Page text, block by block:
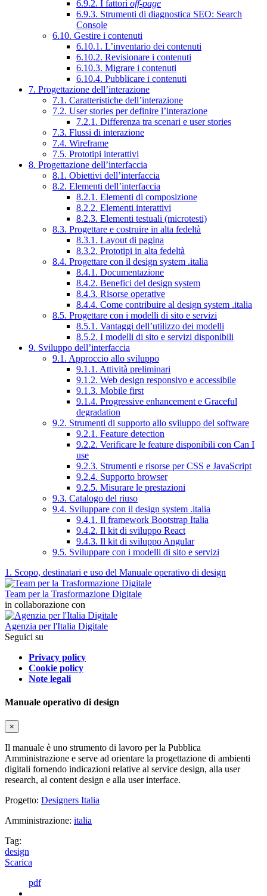
6.9.2. I fattori off-page
6.9.3. Strumenti di diagnostica SEO: Search
Console
6.10. Gestire i contenuti
6.10.1. L’inventario dei contenuti
6.10.2. Revisionare i contenuti
6.10.3. Migrare i contenuti
6.10.4. Pubblicare i contenuti
7. Progettazione dell’interazione
7.1. Caratteristiche dell’interazione
7.2. User stories per definire l’interazione
7.2.1. Differenza tra scenari e user stories
7.3. Flussi di interazione
7.4. Wireframe
7.5. Prototipi interattivi
8. Progettazione dell’interfaccia
8.1. Obiettivi dell’interfaccia
8.2. Elementi dell’interfaccia
8.2.1. Elementi di composizione
8.2.2. Elementi interattivi
8.2.3. Elementi testuali (microtesti)
8.3. Progettare e costruire in alta fedeltà
8.3.1. Layout di pagina
8.3.2. Prototipi in alta fedeltà
8.4. Progettare con il design system .italia
8.4.1. Documentazione
8.4.2. Benefici del design system
8.4.3. Risorse operative
8.4.4. Come contribuire al design system .italia
8.5. Progettare con i modelli di sito e servizi
8.5.1. Vantaggi dell’utilizzo dei modelli
8.5.2. I modelli di sito e servizi disponibili
9. Sviluppo dell’interfaccia
9.1. Approccio allo sviluppo
9.1.1. Attività preliminari
9.1.2. Web design responsivo e accessibile
9.1.3. Mobile first
9.1.4. Progressive enhancement e Graceful
degradation
9.2. Strumenti di supporto allo sviluppo del software
9.2.1. Feature detection
9.2.2. Verificare le feature disponibili con Can I
use
9.2.3. Strumenti e risorse per CSS e JavaScript
9.2.4. Supporto browser
9.2.5. Misurare le prestazioni
9.3. Catalogo del riuso
9.4. Sviluppare con il design system .italia
9.4.1. Il framework Bootstrap Italia
9.4.2. Il kit di sviluppo React
9.4.3. Il kit di sviluppo Angular
9.5. Sviluppare con i modelli di sito e servizi
1. Scopo, destinatari e uso del Manuale operativo di design
Team per la Trasformazione Digitale
in collaborazione con
Agenzia per l'Italia Digitale
Seguici su
Privacy policy
Cookie policy
Note legali
Manuale operativo di design
×
Il manuale è uno strumento di lavoro per la Pubblica
Amministrazione e serve ad orientare la progettazione di ambienti
digitali fornendo indicazioni relative al service design, alla user
research, al content design e alla user interface.
Progetto: Designers Italia
Amministrazione: italia
Tag:
design
Scarica
pdf